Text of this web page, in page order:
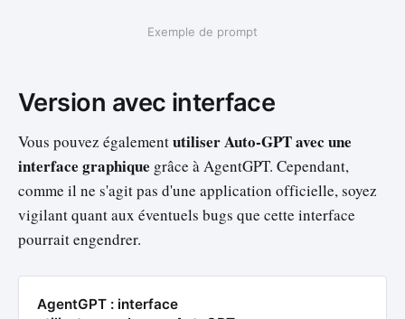
Exemple de prompt
Version avec interface
Vous pouvez égalementutiliser Auto-GPT avec une
interface graphique grâce à AgentGPT. Cependant,
comme il ne s'agit pas d'une application officielle, soyez
vigilant quant aux éventuels bugs que cette interface
pourrait engendrer.
AgentGPT : interface